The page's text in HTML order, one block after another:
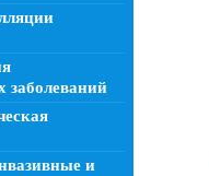
заболеваний
и